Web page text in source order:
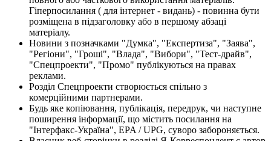
Гіперпосилання ( для інтернет - видань) - повинна бути
розміщена в підзаголовку або в першому абзаці
матеріалу.
Новини з позначками "Думка", "Експертиза", "Заява",
"Регіони", "Гроші", "Влада", "Вибори", "Тест-драйв",
"Спецпроекти", "Промо" публікуються на правах
реклами.
Розділ Спецпроекти створюється спільно з
комерційними партнерами.
Будь яке копіювання, публікація, передрук, чи наступне
поширення інформації, що містить посилання на
"Інтерфакс-Україна", EPA / UPG, суворо забороняється.